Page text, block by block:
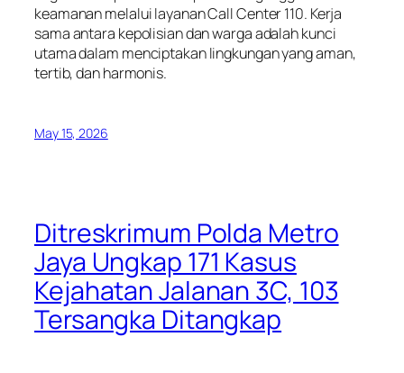
keamanan melalui layanan Call Center 110. Kerja
sama antara kepolisian dan warga adalah kunci
utama dalam menciptakan lingkungan yang aman,
tertib, dan harmonis.
May 15, 2026
Ditreskrimum Polda Metro
Jaya Ungkap 171 Kasus
Kejahatan Jalanan 3C, 103
Tersangka Ditangkap